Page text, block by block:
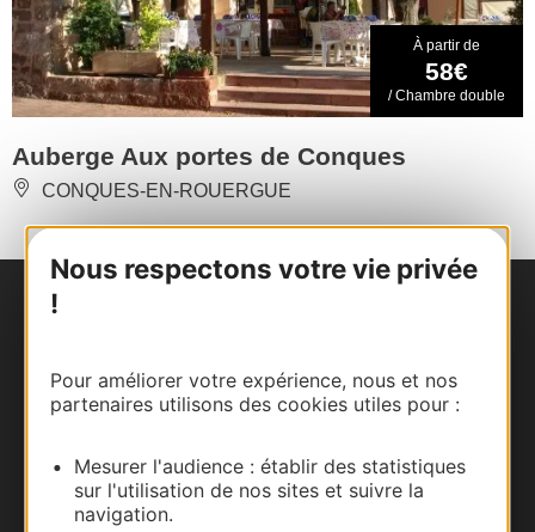
Nous respectons votre vie privée
!
Pour améliorer votre expérience, nous et nos
partenaires utilisons des cookies utiles pour :
Mesurer l'audience : établir des statistiques
sur l'utilisation de nos sites et suivre la
navigation.
À partir de
58€
/ Chambre double
Auberge Aux portes de Conques
CONQUES-EN-ROUERGUE
Carte interactive